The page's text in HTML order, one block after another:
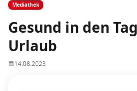
Mediathek
Gesund in den
Urlaub
14.08.2023